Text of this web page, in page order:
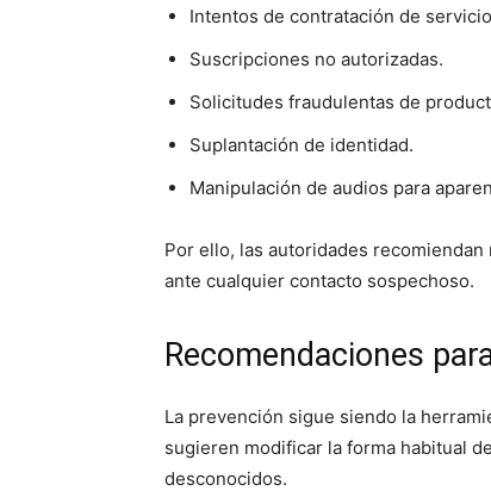
Intentos de contratación de
Suscripciones no autorizadas.
Solicitudes fraudulentas de
Suplantación de identidad.
Manipulación de audios para
Por ello, las autoridades
ante cualquier contacto sospechoso.
Recomendaciones
La prevención sigue siendo la
sugieren modificar la forma habitual
desconocidos.